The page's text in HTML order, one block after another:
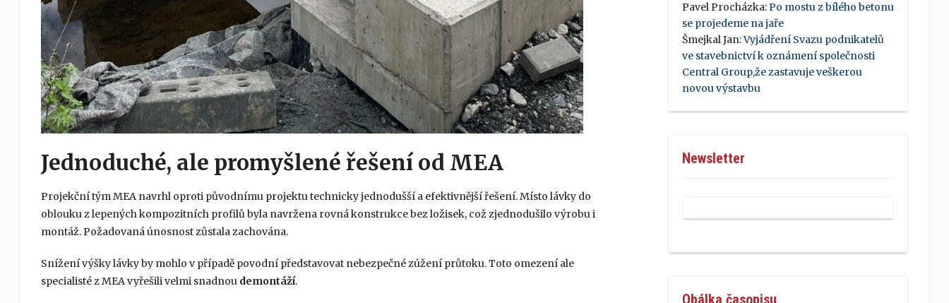
Jednoduché, ale promyšlené řešení od MEA
Projekční tým MEA navrhl oproti původnímu projektu technicky jednodušší a efektivnější řešení. Místo lávky do
oblouku z lepených kompozitních profilů byla navržena rovná konstrukce bez ložisek, což zjednodušilo výrobu i
montáž. Požadovaná únosnost zůstala zachována.
Snížení výšky lávky by mohlo v případě povodní představovat nebezpečné zúžení průtoku. Toto omezení ale
specialisté z MEA vyřešili velmi snadnou demontáží.
Pavel Procházka:Po mostu z bílého betonu
se projedeme na jaře
Šmejkal Jan:Vyjádření Svazu podnikatelů
ve stavebnictví k oznámení společnosti
Central Group,že zastavuje veškerou
novou výstavbu
Newsletter